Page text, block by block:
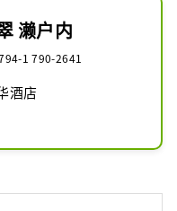
濑户内
1 790-2641
酒店
设计。全部为套房，